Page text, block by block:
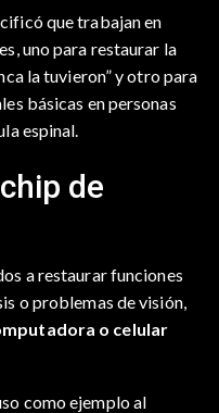
que trabajan en
uno para restaurar la
la tuvieron” y otro para
básicas en personas
espinal.
de
a restaurar funciones
o problemas de visión,
o celular
como ejemplo al